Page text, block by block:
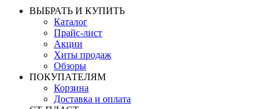
ВЫБРАТЬ И КУПИТЬ
Каталог
Прайс-лист
Акции
Хиты продаж
Обзоры
ПОКУПАТЕЛЯМ
Корзина
Доставка и оплата